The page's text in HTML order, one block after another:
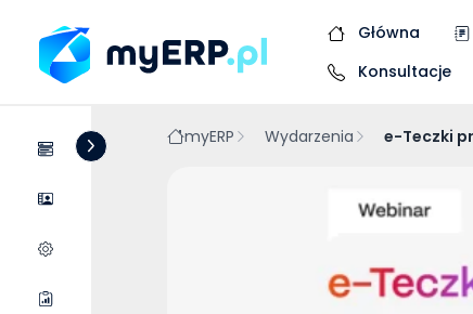
Główna
Konsultacje
Systemy
myERP Wydarzenia e-Teczki